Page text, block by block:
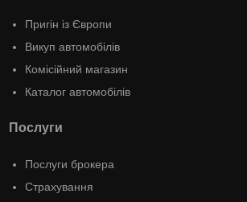
Пригін із Європи
Викуп автомобілів
Комісійний магазин
Каталог автомобілів
Послуги
Послуги брокера
Страхування